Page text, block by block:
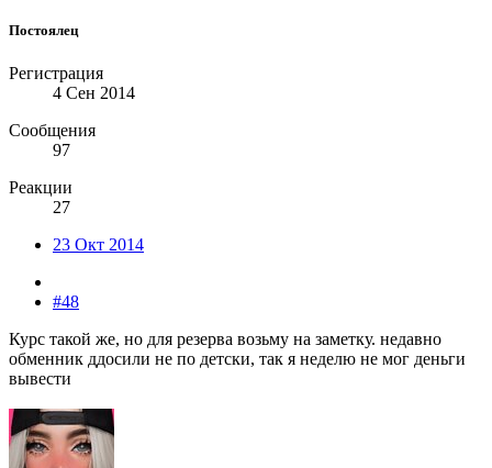
Постоялец
Регистрация
4 Сен 2014
Сообщения
97
Реакции
27
23 Окт 2014
#48
Курс такой же, но для резерва возьму на заметку. недавно
обменник ддосили не по детски, так я неделю не мог деньги
вывести